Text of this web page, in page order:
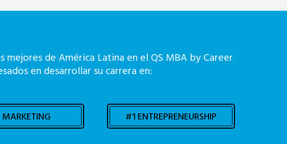
de América Latina en el QS MBA by Career
en desarrollar su carrera en:
#1 ENTREPRENEURSHIP